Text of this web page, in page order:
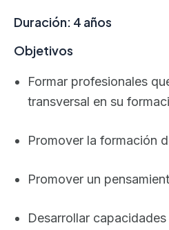
Duración: 4 años
Objetivos
Formar profesionales
transversal en su
Promover la formación
Promover un
Desarrollar